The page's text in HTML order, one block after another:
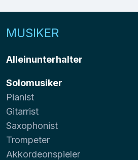
MUSIKER
Alleinunterhalter
Solomusiker
Pianist
Gitarrist
Saxophonist
Trompeter
Akkordeonspieler